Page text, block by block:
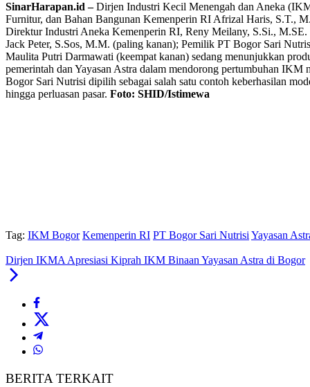
SinarHarapan.id –Dirjen Industri Kecil Menengah dan Aneka
Furnitur, dan Bahan Bangunan Kemenperin RI Afrizal Haris, S.T.,
Direktur Industri Aneka Kemenperin RI, Reny Meilany, S.Si., M.SE.
Jack Peter, S.Sos, M.M. (paling kanan); Pemilik PT Bogor Sari
Maulita Putri Darmawati (keempat kanan) sedang menunjukkan
pemerintah dan Yayasan Astra dalam mendorong pertumbuhan
Bogor Sari Nutrisi dipilih sebagai salah satu contoh keberhasilan
hingga perluasan pasar. Foto: SHID/Istimewa
Tag: IKM Bogor Kemenperin RI PT Bogor Sari Nutrisi Yayasan
Dirjen IKMA Apresiasi Kiprah IKM Binaan Yayasan Astra di Bogor
BERITA TERKAIT